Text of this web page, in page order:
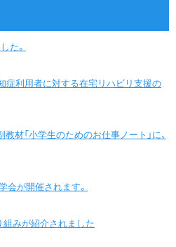
た。
症利用者に対する在宅リハビリ支援の
材「小学生のためのお仕事ノート」に、
会が開催されます。
組みが紹介されました